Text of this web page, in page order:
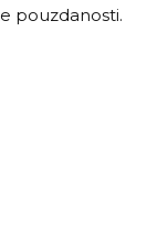
pouzdanosti.